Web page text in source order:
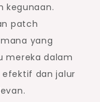
kegunaan.
patch
yang
mereka dalam
dan jalur